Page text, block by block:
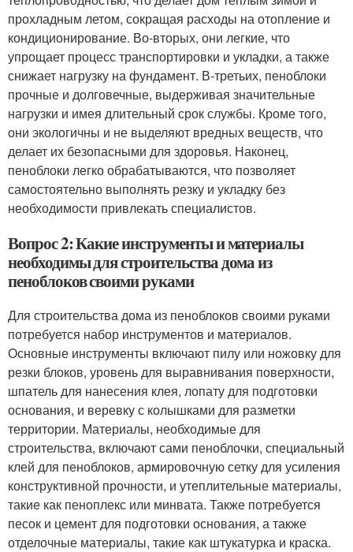
прохладным летом, сокращая расходы на отопление и
кондиционирование. Во-вторых, они легкие, что
упрощает процесс транспортировки и укладки, а также
снижает нагрузку на фундамент. В-третьих, пеноблоки
прочные и долговечные, выдерживая значительные
нагрузки и имея длительный срок службы. Кроме того,
они экологичны и не выделяют вредных веществ, что
делает их безопасными для здоровья. Наконец,
пеноблоки легко обрабатываются, что позволяет
самостоятельно выполнять резку и укладку без
необходимости привлекать специалистов.
Вопрос 2: Какие инструменты и материалы
необходимы для строительства дома из
пеноблоков своими руками
Для строительства дома из пеноблоков своими руками
потребуется набор инструментов и материалов.
Основные инструменты включают пилу или ножовку для
резки блоков, уровень для выравнивания поверхности,
шпатель для нанесения клея, лопату для подготовки
основания, и веревку с колышками для разметки
территории. Материалы, необходимые для
строительства, включают сами пеноблочки, специальный
клей для пеноблоков, армировочную сетку для усиления
конструктивной прочности, и утеплительные материалы,
такие как пеноплекс или минвата. Также потребуется
песок и цемент для подготовки основания, а также
отделочные материалы, такие как штукатурка и краска.